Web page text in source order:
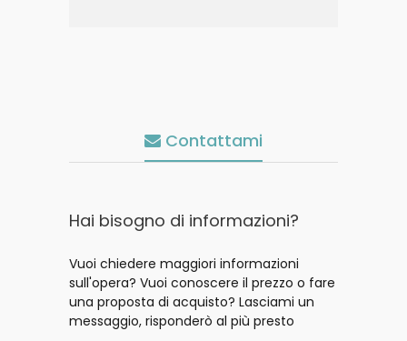
Contattami
Hai bisogno di informazioni?
Vuoi chiedere maggiori informazioni
sull'opera? Vuoi conoscere il prezzo o fare
una proposta di acquisto? Lasciami un
messaggio, risponderò al più presto